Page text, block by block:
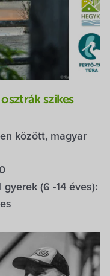
szikes
között, magyar
(6 -14 éves):